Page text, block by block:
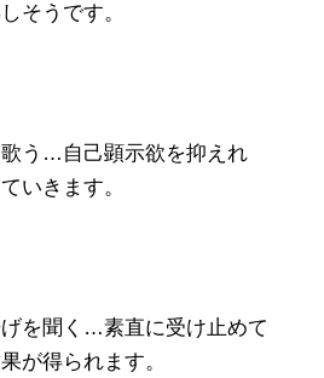
そうです。
う…自己顕示欲を抑えれ
いきます。
を聞く…素直に受け止めて
が得られます。